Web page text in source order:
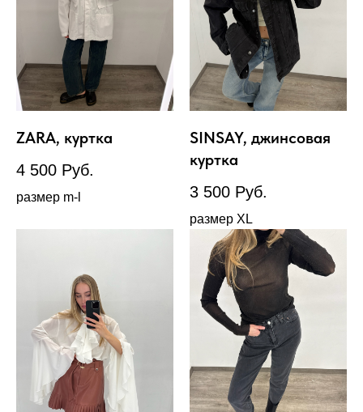
ZARA, куртка
4 500 Руб.
размер m-l
SINSAY, джинсовая
куртка
3 500 Руб.
размер XL